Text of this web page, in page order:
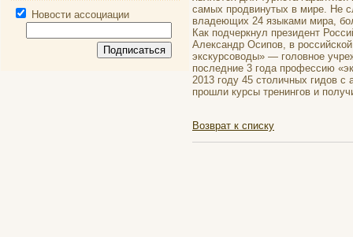
Новости ассоциации
самых продвинутых в мире. Не
владеющих 24 языками мира,
Как подчеркнул президент
Александр Осипов, в
экскурсоводы» — головное
последние 3 года профессию
2013 году 45 столичных гидов
прошли курсы тренингов и
Возврат к списку